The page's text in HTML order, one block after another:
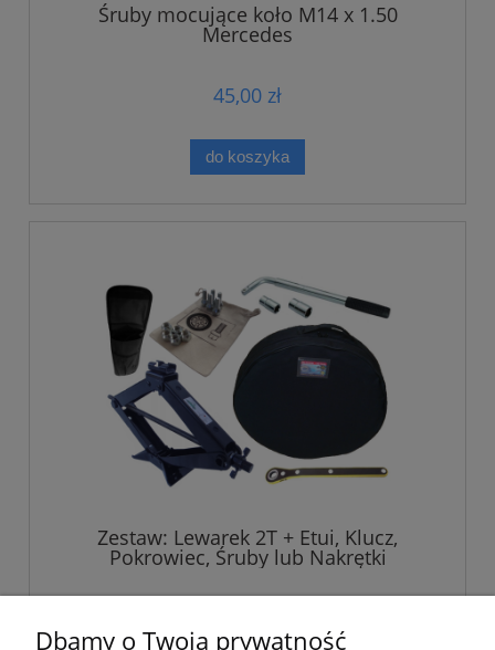
Śruby mocujące koło M14 x 1.50
Mercedes
45,00 zł
do koszyka
Zestaw: Lewarek 2T + Etui, Klucz,
Pokrowiec, Śruby lub Nakrętki
Dbamy o Twoją prywatność